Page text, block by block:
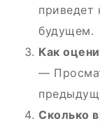
приведет
будущем.
Как
—
Сколько